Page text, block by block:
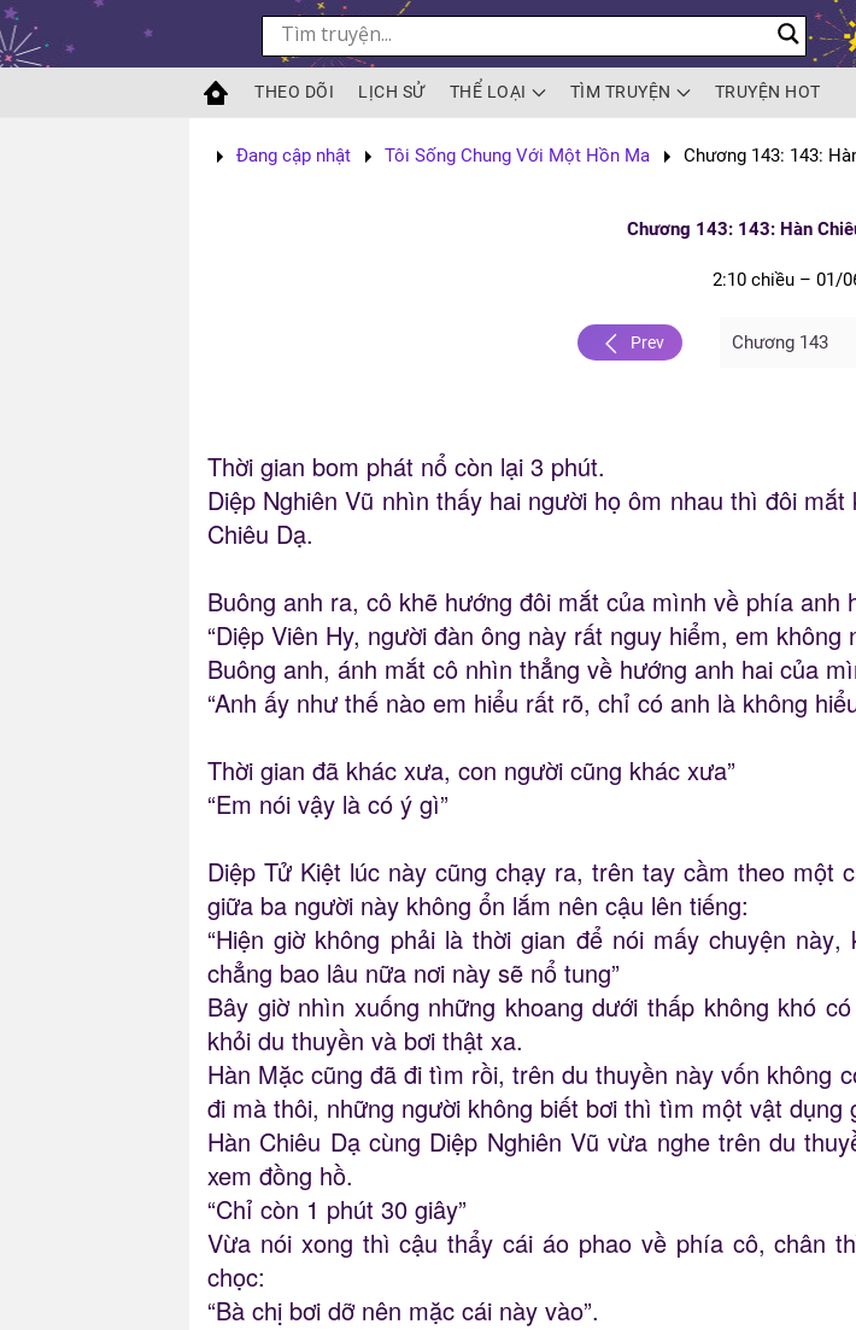
Skip to main content
THEO DÕI LỊCH SỬ THỂ LOẠI TÌM TRUYỆN TRUYỆN HOT
Đang cập nhật Tôi Sống Chung Với Một Hồn Ma Chương 143: 143:
Chương 143: 143: Hàn
2:10 chiều – 01/
Prev
Thời gian bom phát nổ còn lại 3 phút.
Diệp Nghiên Vũ nhìn thấy hai người họ ôm nhau thì đôi
Chiêu Dạ.
Buông anh ra, cô khẽ hướng đôi mắt của mình về phía anh
“Diệp Viên Hy, người đàn ông này rất nguy hiểm, em
Buông anh, ánh mắt cô nhìn thẳng về hướng anh hai của
“Anh ấy như thế nào em hiểu rất rõ, chỉ có anh là không
Thời gian đã khác xưa, con người cũng khác xưa”
“Em nói vậy là có ý gì”
Diệp Tử Kiệt lúc này cũng chạy ra, trên tay cầm theo
giữa ba người này không ổn lắm nên cậu lên tiếng:
“Hiện giờ không phải là thời gian để nói mấy chuyện
chẳng bao lâu nữa nơi này sẽ nổ tung”
Bây giờ nhìn xuống những khoang dưới thấp không khó
khỏi du thuyền và bơi thật xa.
Hàn Mặc cũng đã đi tìm rồi, trên du thuyền này vốn không
đi mà thôi, những người không biết bơi thì tìm một vật dụng
Hàn Chiêu Dạ cùng Diệp Nghiên Vũ vừa nghe trên du
xem đồng hồ.
“Chỉ còn 1 phút 30 giây”
Vừa nói xong thì cậu thẩy cái áo phao về phía cô, chân
chọc:
“Bà chị bơi dỡ nên mặc cái này vào”.